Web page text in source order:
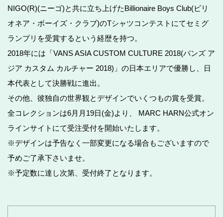
NIGO(R)(ニーゴ)と共に立ち上げたBillionaire Boys Club(ビリ
オネア・ボーイズ・クラブ)のTシャツコンテストにてセミグ
ランプリを受賞するという経歴を持つ。
2018年には「VANS ASIA CUSTOM CULTURE 2018(バンズ ア
ジア カスタム カルチャー 2018)」の日本エリアで優勝し、日
本代表として決勝戦に進出。
その他、彼独自の世界観とデザインでいくつもの賞を受賞。
全コレクションは6月月19日(金)より、 MARC HARN公式オン
ラインサイトにて受注受付を開始いたします。
※デザインは予告なく一部変更になる場合もございますので
予めご了承下さいませ。
※予定数に達し次第、受付終了となります。